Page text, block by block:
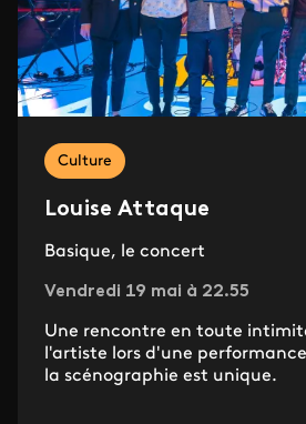
Culture
Louise Attaque
Basique, le concert
Vendredi 19 mai à 22.55
Une rencontre en toute
l'artiste lors d'une
la scénographie est unique.